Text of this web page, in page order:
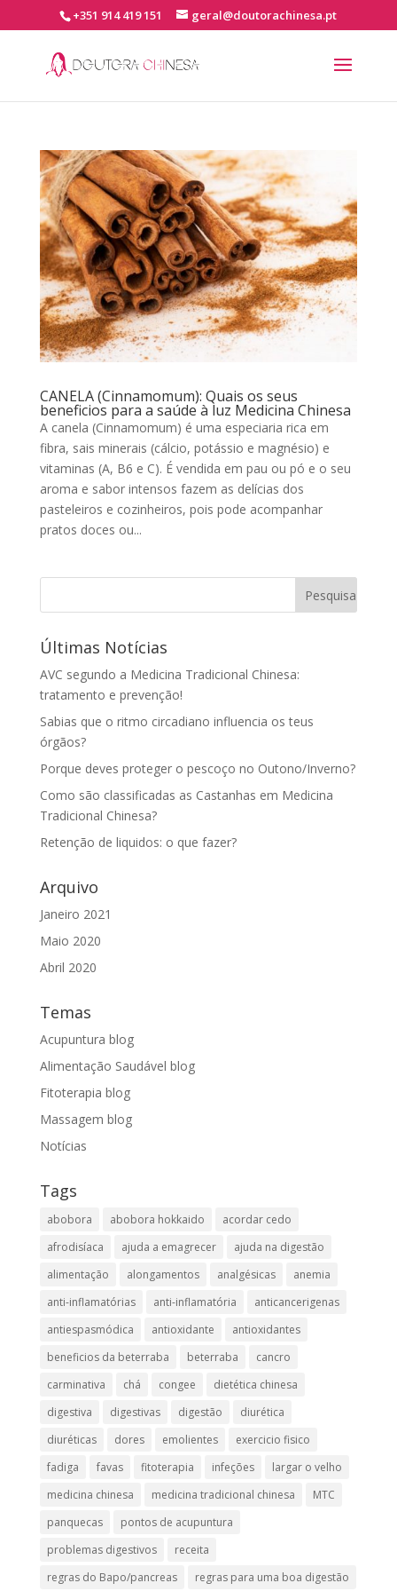
+351 914 419 151 geral@doutorachinesa.pt
CANELA (Cinnamomum): Quais os seus
beneficios para a saúde à luz Medicina Chinesa
A canela (Cinnamomum) é uma especiaria rica em
fibra, sais minerais (cálcio, potássio e magnésio) e
vitaminas (A, B6 e C). É vendida em pau ou pó e o seu
aroma e sabor intensos fazem as delícias dos
pasteleiros e cozinheiros, pois pode acompanhar
pratos doces ou...
Últimas Notícias
AVC segundo a Medicina Tradicional Chinesa:
tratamento e prevenção!
Sabias que o ritmo circadiano influencia os teus
órgãos?
Porque deves proteger o pescoço no Outono/Inverno?
Como são classificadas as Castanhas em Medicina
Tradicional Chinesa?
Retenção de liquidos: o que fazer?
Arquivo
Janeiro 2021
Maio 2020
Abril 2020
Temas
Acupuntura blog
Alimentação Saudável blog
Fitoterapia blog
Massagem blog
Notícias
Tags
abobora abobora hokkaido
acordar cedo
afrodisíaca
ajuda a emagrecer
ajuda na digestão
alimentação
alongamentos analgésicas
anemia
anti-inflamatórias
anti-inflamatória​
anticancerigenas
antiespasmódica
antioxidante
antioxidantes
beneficios da beterraba
beterraba
cancro
carminativa
chá congee
dietética chinesa
digestiva
digestivas digestão
diurética
diuréticas​
dores emolientes
exercicio fisico
fadiga
favas fitoterapia infeções
largar o velho
medicina chinesa
medicina tradicional chinesa
MTC
panquecas
pontos de acupuntura
problemas digestivos
receita
regras do Bapo/pancreas
regras para uma boa digestão